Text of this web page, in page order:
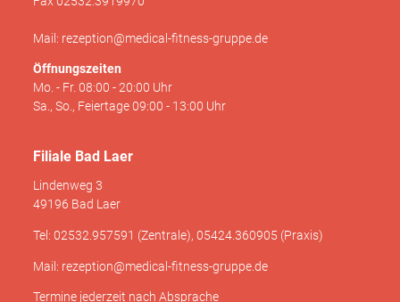
Mail: rezeption@medical-fitness-gruppe.de
Öffnungszeiten
Mo. - Fr. 08:00 - 20:00 Uhr
Sa., So., Feiertage 09:00 - 13:00 Uhr
Filiale Bad Laer
Lindenweg 3
49196 Bad Laer
Tel: 02532.957591 (Zentrale), 05424.360905 (Praxis)
Mail: rezeption@medical-fitness-gruppe.de
Termine jederzeit nach Absprache